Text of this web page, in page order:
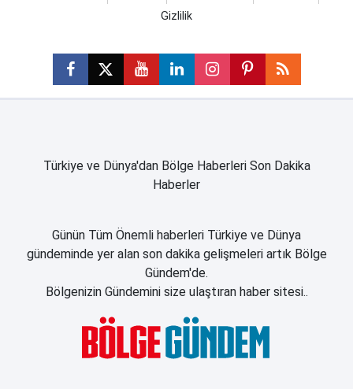
Gizlilik
Türkiye ve Dünya'dan Bölge Haberleri Son Dakika
Haberler
Günün Tüm Önemli haberleri Türkiye ve Dünya
gündeminde yer alan son dakika gelişmeleri artık Bölge
Gündem'de.
Bölgenizin Gündemini size ulaştıran haber sitesi..